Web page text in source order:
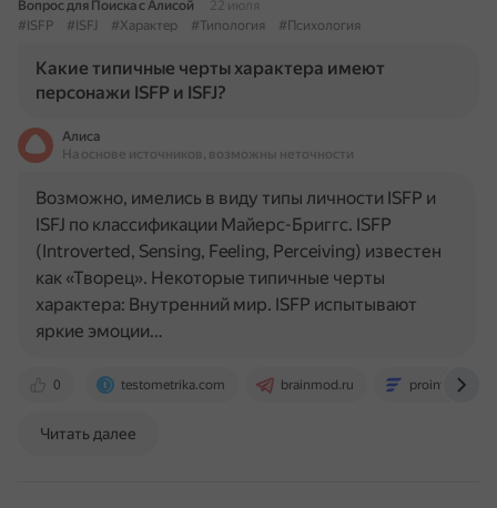
Вопрос для Поиска с Алисой
22 июля
#ISFP
#ISFJ #Характер #Типология #Психология
Какие типичные черты характера имеют
персонажи ISFP и ISFJ?
Алиса
На основе источников, возможны неточности
0 testometrika.com brainmod.ru prointera.ru
Возможно, имелись в виду типы личности ISFP и
ISFJ по классификации Майерс-Бриггс. ISFP
(Introverted, Sensing, Feeling, Perceiving) известен
как «Творец». Некоторые типичные черты
характера: Внутренний мир. ISFP испытывают
яркие эмоции…
Читать далее